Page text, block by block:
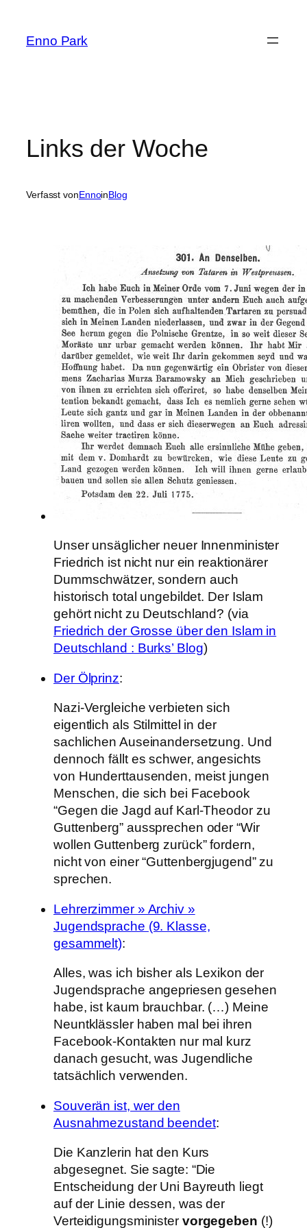
springen
Enno Park
Links der Woche
Verfasst vonEnnoinBlog
Unser unsäglicher neuer Innenminister
Friedrich ist nicht nur ein reaktionärer
Dummschwätzer, sondern auch
historisch total ungebildet. Der Islam
gehört nicht zu Deutschland? (via
Friedrich der Grosse über den Islam in
Deutschland : Burks’ Blog)
Der Ölprinz:
Nazi-Vergleiche verbieten sich
eigentlich als Stilmittel in der
sachlichen Auseinandersetzung. Und
dennoch fällt es schwer, angesichts
von Hunderttausenden, meist jungen
Menschen, die sich bei Facebook
“Gegen die Jagd auf Karl-Theodor zu
Guttenberg” aussprechen oder “Wir
wollen Guttenberg zurück” fordern,
nicht von einer “Guttenbergjugend” zu
sprechen.
Lehrerzimmer » Archiv »
Jugendsprache (9. Klasse,
gesammelt):
Alles, was ich bisher als Lexikon der
Jugendsprache angepriesen gesehen
habe, ist kaum brauchbar. (…) Meine
Neuntklässler haben mal bei ihren
Facebook-Kontakten nur mal kurz
danach gesucht, was Jugendliche
tatsächlich verwenden.
Souverän ist, wer den
Ausnahmezustand beendet:
Die Kanzlerin hat den Kurs
abgesegnet. Sie sagte: “Die
Entscheidung der Uni Bayreuth liegt
auf der Linie dessen, was der
Verteidigungsminister vorgegeben (!)